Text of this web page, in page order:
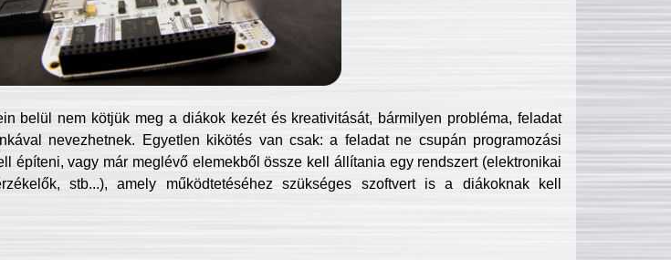
belül nem kötjük meg a diákok kezét és kreativitását, bármilyen probléma, feladat
nevezhetnek. Egyetlen kikötés van csak: a feladat ne csupán programozási
építeni, vagy már meglévő elemekből össze kell állítania egy rendszert (elektronikai
stb...), amely működtetéséhez szükséges szoftvert is a diákoknak kell